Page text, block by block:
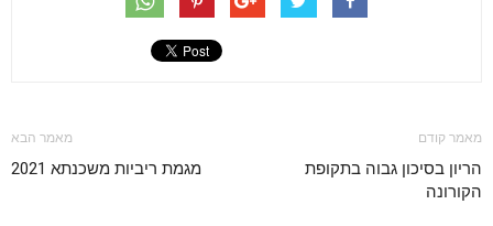
מאמר קודם
הריון בסיכון גבוה בתקופת
הקורונה
מאמר הבא
מגמת ריביות משכנתא 2021